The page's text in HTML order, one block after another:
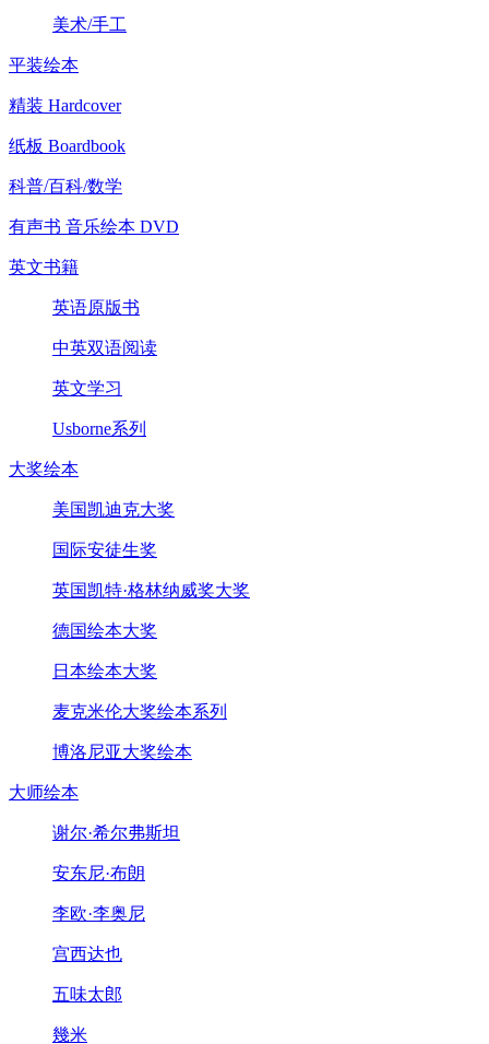
美术/手工
平装绘本
精装 Hardcover
纸板 Boardbook
科普/百科/数学
有声书 音乐绘本 DVD
英文书籍
英语原版书
中英双语阅读
英文学习
Usborne系列
大奖绘本
美国凯迪克大奖
国际安徒生奖
英国凯特·格林纳威奖大奖
德国绘本大奖
日本绘本大奖
麦克米伦大奖绘本系列
博洛尼亚大奖绘本
大师绘本
谢尔·希尔弗斯坦
安东尼·布朗
李欧·李奥尼
宫西达也
五味太郎
幾米